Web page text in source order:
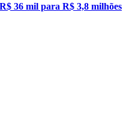
36 mil para R$ 3,8 milhões